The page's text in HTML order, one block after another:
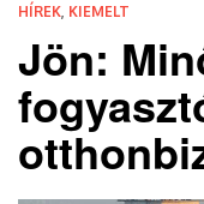
HÍREK KIEMELT
Jön: